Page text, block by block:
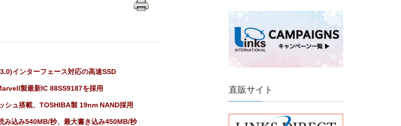
インターフェース対応の高速SSD
製最新IC 88SS9187を採用
シュ搭載、TOSHIBA製 19nm NAND採用
み込み540MB/秒、最大書き込み450MB/秒
直販サイト